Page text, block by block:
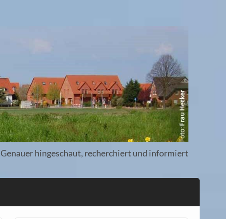
Genauer hingeschaut, recherchiert und informiert